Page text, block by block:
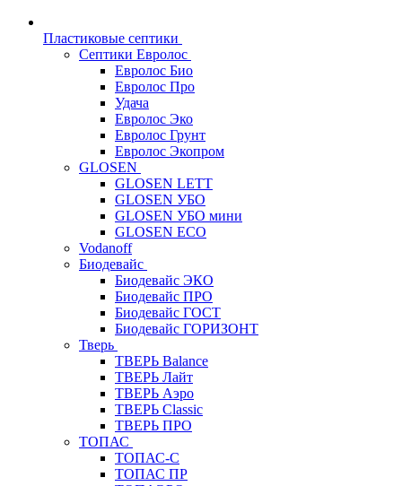
Пластиковые септики
Септики Евролос
Евролос Био
Евролос Про
Удача
Евролос Эко
Евролос Грунт
Евролос Экопром
GLOSEN
GLOSEN LETT
GLOSEN УБО
GLOSEN УБО мини
GLOSEN ECO
Vodanoff
Биодевайс
Биодевайс ЭКО
Биодевайс ПРО
Биодевайс ГОСТ
Биодевайс ГОРИЗОНТ
Тверь
ТВЕРЬ Balance
ТВЕРЬ Лайт
ТВЕРЬ Аэро
ТВЕРЬ Classic
ТВЕРЬ ПРО
ТОПАС
ТОПАС-С
ТОПАС ПР